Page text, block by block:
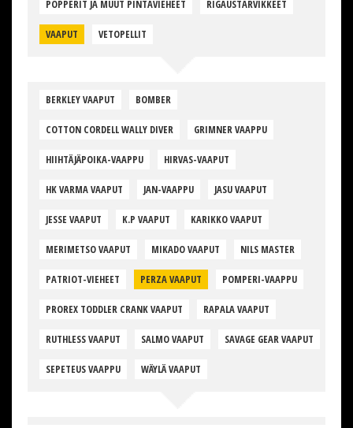
POPPERIT JA MUUT PINTAVIEHEET RIGAUSTARVIKKEET
VAAPUT VETOPELLIT
BERKLEY VAAPUT BOMBER
COTTON CORDELL WALLY DIVER GRIMNER VAAPPU
HIIHTÄJÄPOIKA-VAAPPU HIRVAS-VAAPUT
HK VARMA VAAPUT JAN-VAAPPU JASU VAAPUT
JESSE VAAPUT K.P VAAPUT KARIKKO VAAPUT
MERIMETSO VAAPUT MIKADO VAAPUT NILS MASTER
PATRIOT-VIEHEET PERZA VAAPUT POMPERI-VAAPPU
PROREX TODDLER CRANK VAAPUT RAPALA VAAPUT
RUTHLESS VAAPUT SALMO VAAPUT SAVAGE GEAR VAAPUT
SEPETEUS VAAPPU WÄYLÄ VAAPUT